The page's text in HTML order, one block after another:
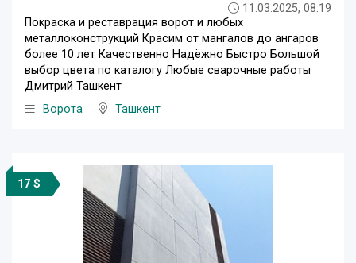
11.03.2025, 08:19
Покраска и реставрация ворот и любых
металлоконструкций Красим от мангалов до ангаров
более 10 лет Качественно Надёжно Быстро Большой
выбор цвета по каталогу Любые сварочные работы
Дмитрий Ташкент
Ворота
Ташкент
17 $